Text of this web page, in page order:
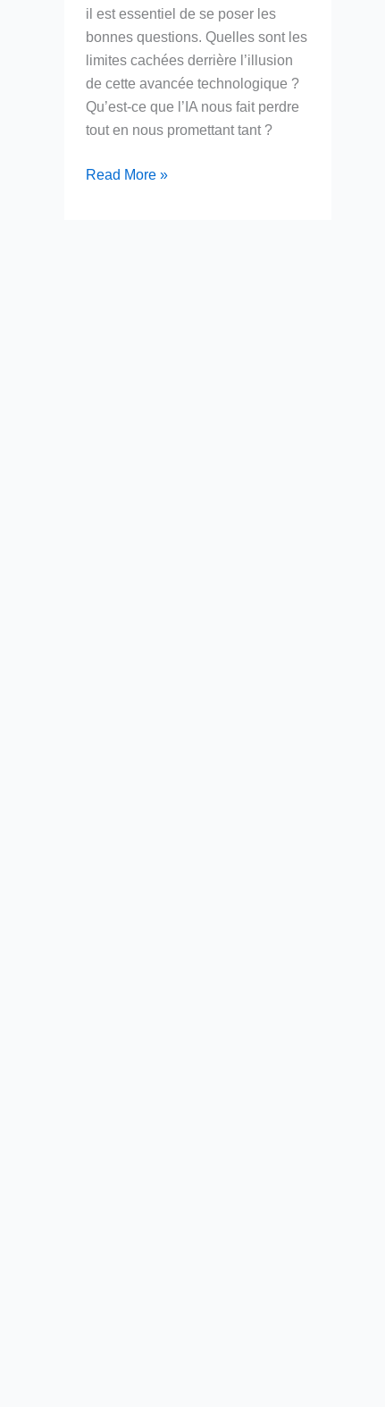
il est essentiel de se poser les
bonnes questions. Quelles sont les
limites cachées derrière l’illusion
de cette avancée technologique ?
Qu’est-ce que l’IA nous fait perdre
tout en nous promettant tant ?
IA
Read More »